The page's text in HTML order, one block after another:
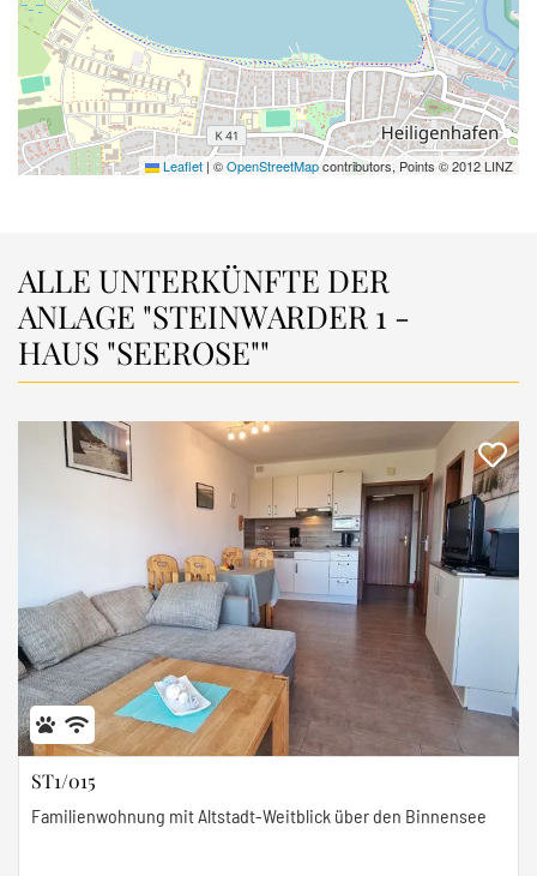
Leaflet | ©OpenStreetMapcontributors, Points © 2012 LINZ
ALLE UNTERKÜNFTE DER
ANLAGE "STEINWARDER 1 -
HAUS "SEEROSE""
ST1/015
Familienwohnung mit Altstadt-Weitblick über den Binnensee